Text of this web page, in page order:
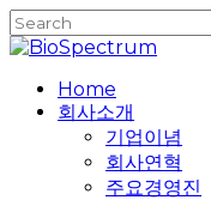
Skip
to
content
Close
Home
회사소개
기업이념
회사연혁
주요경영진